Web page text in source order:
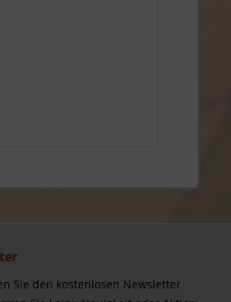
Sie den kostenlosen Newsletter